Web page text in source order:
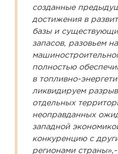
созданные
достижения в
базы и
запасов, разовьем
полностью
в топливно-
ликвидируем
отдельных
неоправданных
западной
конкуренцию с
регионами